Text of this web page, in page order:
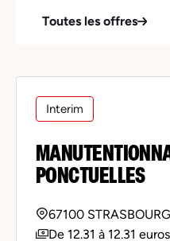
Toutes les offres
Interim
PONCTUELLES
67100 STRASBOURG
De 12.31 à 12.31